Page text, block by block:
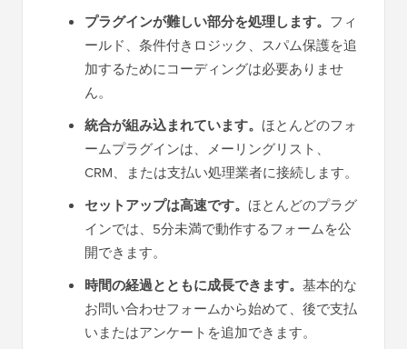
プラグインが難しい部分を処理します。 フィ
ールド、条件付きロジック、スパム保護を追
加するためにコーディングは必要ありませ
ん。
統合が組み込まれています。 ほとんどのフォ
ームプラグインは、メーリングリスト、
CRM、または支払い処理業者に接続します。
セットアップは高速です。 ほとんどのプラグ
インでは、5分未満で動作するフォームを公
開できます。
時間の経過とともに成長できます。 基本的な
お問い合わせフォームから始めて、後で支払
いまたはアンケートを追加できます。